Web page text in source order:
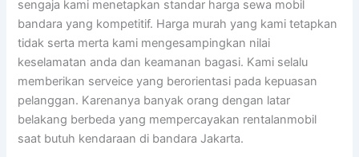
sengaja kami menetapkan standar harga sewa mobil
bandara yang kompetitif. Harga murah yang kami tetapkan
tidak serta merta kami mengesampingkan nilai
keselamatan anda dan keamanan bagasi. Kami selalu
memberikan serveice yang berorientasi pada kepuasan
pelanggan. Karenanya banyak orang dengan latar
belakang berbeda yang mempercayakan rentalanmobil
saat butuh kendaraan di bandara Jakarta.